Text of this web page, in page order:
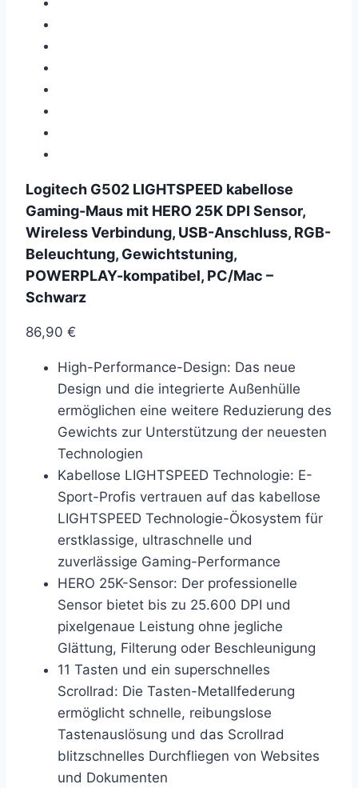
Logitech G502 LIGHTSPEED kabellose
Gaming-Maus mit HERO 25K DPI Sensor,
Wireless Verbindung, USB-Anschluss, RGB-
Beleuchtung, Gewichtstuning,
POWERPLAY-kompatibel, PC/Mac –
Schwarz
86,90 €
High-Performance-Design: Das neue
Design und die integrierte Außenhülle
ermöglichen eine weitere Reduzierung des
Gewichts zur Unterstützung der neuesten
Technologien
Kabellose LIGHTSPEED Technologie: E-
Sport-Profis vertrauen auf das kabellose
LIGHTSPEED Technologie-Ökosystem für
erstklassige, ultraschnelle und
zuverlässige Gaming-Performance
HERO 25K-Sensor: Der professionelle
Sensor bietet bis zu 25.600 DPI und
pixelgenaue Leistung ohne jegliche
Glättung, Filterung oder Beschleunigung
11 Tasten und ein superschnelles
Scrollrad: Die Tasten-Metallfederung
ermöglicht schnelle, reibungslose
Tastenauslösung und das Scrollrad
blitzschnelles Durchfliegen von Websites
und Dokumenten